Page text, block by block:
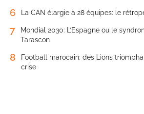
6 La CAN élargie à 28 équipes: le
7
Mondial 2030: L’Espagne ou le
Tarascon
8
Football marocain: des Lions
crise